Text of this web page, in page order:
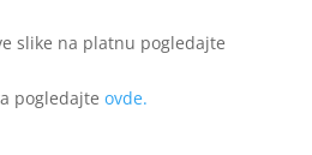
slike na platnu pogledajte
pogledajte ovde.